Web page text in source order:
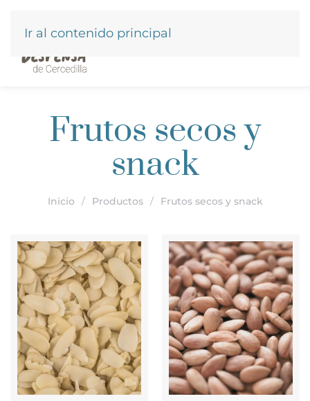
Ir al contenido principal
Frutos secos y
snack
Inicio Productos Frutos secos y snack